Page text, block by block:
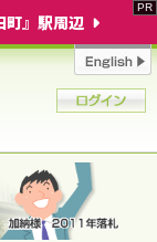
町』駅周辺